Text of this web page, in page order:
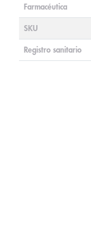
Farmacéutica
SKU
Registro sanitario